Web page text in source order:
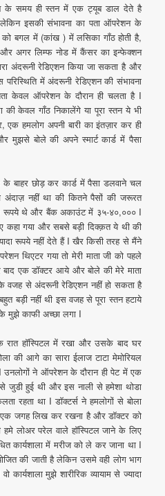
के समय ही स्तन में एक ट्यूब डाल देते है
लेकिन इसकी संभावना का पता ऑपरेशन के
बगल में (कांख ) में लसिका गाँठ होती है,
अगर लिम्फ नोड में कैंसर का इन्फेक्शन
अंदरूनी रेडिएशन किया जा सकता है और
में अंदरूनी रेडिएशन की संभावना
केवल ऑपरेशन के दौरान ही चलता है I
की केवल गाँठ निकालेंगे या पूरा स्तन ये भी
हमलोग अपनी बारी का इंतज़ार कर ही
बोले की अपने स्मार्ट कार्ड में पैसा
बाहर छोड़ कर कार्ड में पैसा डलवाने चल
नहीं था की कितने पैसों की जरूरत
रूपये थे और बैंक अकाउंट में ३५-४०,००० I
गया और सबसे बड़ी दिक्क़त ये थी की
रूपये नहीं देते हैं I खैर किसी तरह से मैंने
थिएटर गया तो मेरी माता जी को पहले
बाद एक डॉक्टर आये और बोले की मेरे माता
से अंदरूनी रेडिएशन नहीं हो सकता है
बड़ी नहीं थी इस वजह से पूरा स्तन हटाये
मुझे काफी अच्छा लगा I
रात हॉस्पिटल में रखा और उसके बाद घर
की आगे का सारा ईलाज टाटा मेमोरियल
उनलोगों ने ऑपरेशन के दौरान ही पेट में एक
जुडी हुई थी और इस नाली से हमेशा थोडा
रहता था I डॉक्टर्स ने हमलोगों से बोला
जगह लिख कर रखना है और डॉक्टर को
लोअर परेल वाले हॉस्पिटल जाने के लिए
कार्यशाला में मरीज को ले कर जाना था I
की जाती है लेकिन उसमे वही लोग भाग
मुझे शारीरिक व्यायाम से ज्यादा